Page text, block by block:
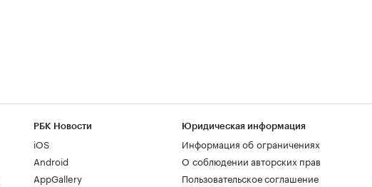
РБК Новости
iOS
Android
AppGallery
Юридическая информация
Информация об ограничениях
О соблюдении авторских прав
Пользовательское соглашение